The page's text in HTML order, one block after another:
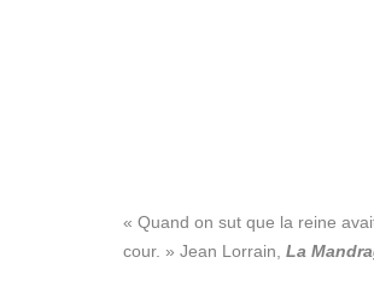
« Quand on sut que la reine
cour. » Jean Lorrain, La